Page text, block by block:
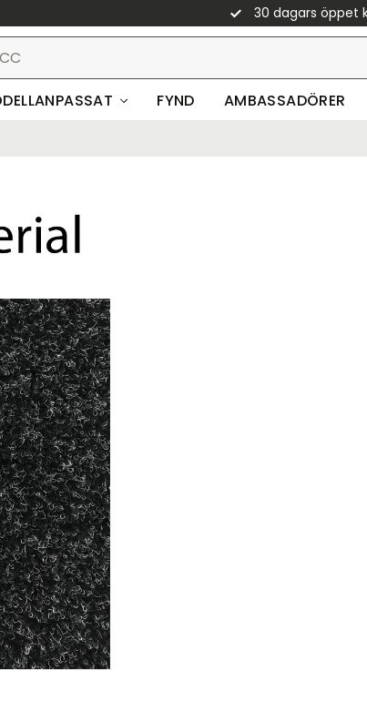
30 dagars öppet
FYND AMBASSADÖRER